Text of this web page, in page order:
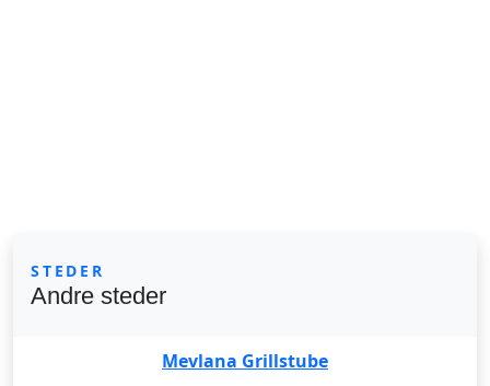
STEDER
Andre steder
Mevlana Grillstube